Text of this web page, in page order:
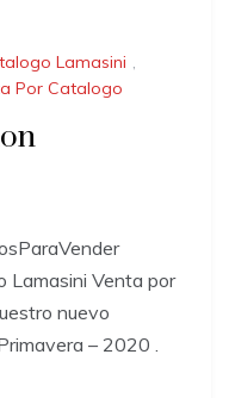
Lamasini ,
Por Catalogo
Lamasini Venta por
nuevo
– 2020 .